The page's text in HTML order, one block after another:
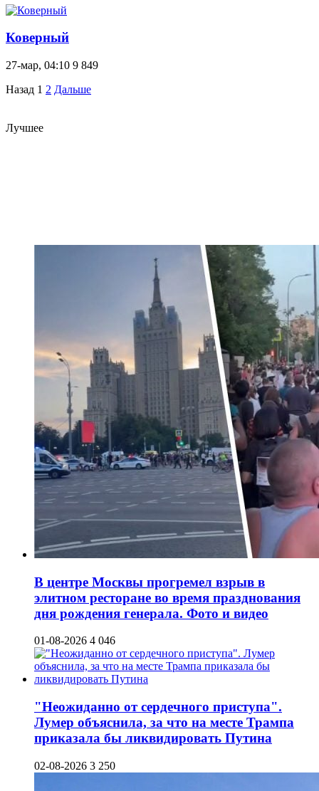
Коверный
27-мар, 04:10 9 849
Назад 1 2 Дальше
Лучшее
В центре Москвы прогремел взрыв в
элитном ресторане во время празднования
дня рождения генерала. Фото и видео
01-08-2026 4 046
"Неожиданно от сердечного приступа".
Лумер объяснила, за что на месте Трампа
приказала бы ликвидировать Путина
02-08-2026 3 250